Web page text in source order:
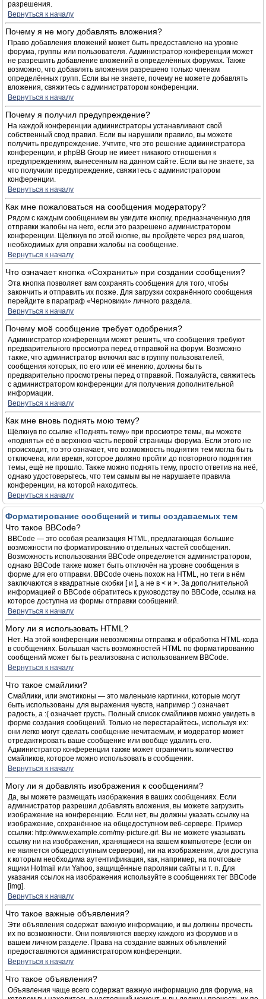
разрешения.
Вернуться к началу
Почему я не могу добавлять вложения?
Право добавления вложений может быть предоставлено на уровне
форума, группы или пользователя. Администратор конференции может
не разрешить добавление вложений в определённых форумах. Также
возможно, что добавлять вложения разрешено только членам
определённых групп. Если вы не знаете, почему не можете добавлять
вложения, свяжитесь с администратором конференции.
Вернуться к началу
Почему я получил предупреждение?
На каждой конференции администраторы устанавливают свой
собственный свод правил. Если вы нарушили правило, вы можете
получить предупреждение. Учтите, что это решение администратора
конференции, и phpBB Group не имеет никакого отношения к
предупреждениям, вынесенным на данном сайте. Если вы не знаете, за
что получили предупреждение, свяжитесь с администратором
конференции.
Вернуться к началу
Как мне пожаловаться на сообщения модератору?
Рядом с каждым сообщением вы увидите кнопку, предназначенную для
отправки жалобы на него, если это разрешено администратором
конференции. Щёлкнув по этой кнопке, вы пройдёте через ряд шагов,
необходимых для оправки жалобы на сообщение.
Вернуться к началу
Что означает кнопка «Сохранить» при создании сообщения?
Эта кнопка позволяет вам сохранять сообщения для того, чтобы
закончить и отправить их позже. Для загрузки сохранённого сообщения
перейдите в параграф «Черновики» личного раздела.
Вернуться к началу
Почему моё сообщение требует одобрения?
Администратор конференции может решить, что сообщения требуют
предварительного просмотра перед отправкой на форум. Возможно
также, что администратор включил вас в группу пользователей,
сообщения которых, по его или её мнению, должны быть
предварительно просмотрены перед отправкой. Пожалуйста, свяжитесь
с администратором конференции для получения дополнительной
информации.
Вернуться к началу
Как мне вновь поднять мою тему?
Щёлкнув по ссылке «Поднять тему» при просмотре темы, вы можете
«поднять» её в верхнюю часть первой страницы форума. Если этого не
происходит, то это означает, что возможность поднятия тем могла быть
отключена, или время, которое должно пройти до повторного поднятия
темы, ещё не прошло. Также можно поднять тему, просто ответив на неё,
однако удостоверьтесь, что тем самым вы не нарушаете правила
конференции, на которой находитесь.
Вернуться к началу
Форматирование сообщений и типы создаваемых тем
Что такое BBCode?
BBCode — это особая реализация HTML, предлагающая большие
возможности по форматированию отдельных частей сообщения.
Возможность использования BBCode определяется администратором,
однако BBCode также может быть отключён на уровне сообщения в
форме для его отправки. BBCode очень похож на HTML, но теги в нём
заключаются в квадратные скобки [ и ], а не в < и >. За дополнительной
информацией о BBCode обратитесь к руководству по BBCode, ссылка на
которое доступна из формы отправки сообщений.
Вернуться к началу
Могу ли я использовать HTML?
Нет. На этой конференции невозможны отправка и обработка HTML-кода
в сообщениях. Большая часть возможностей HTML по форматированию
сообщений может быть реализована с использованием BBCode.
Вернуться к началу
Что такое смайлики?
Смайлики, или эмотиконы — это маленькие картинки, которые могут
быть использованы для выражения чувств, например :) означает
радость, а :( означает грусть. Полный список смайликов можно увидеть в
форме создания сообщений. Только не перестарайтесь, используя их:
они легко могут сделать сообщение нечитаемым, и модератор может
отредактировать ваше сообщение или вообще удалить его.
Администратор конференции также может ограничить количество
смайликов, которое можно использовать в сообщении.
Вернуться к началу
Могу ли я добавлять изображения к сообщениям?
Да, вы можете размещать изображения в ваших сообщениях. Если
администратор разрешил добавлять вложения, вы можете загрузить
изображение на конференцию. Если нет, вы должны указать ссылку на
изображение, сохранённое на общедоступном веб-сервере. Пример
ссылки: http://www.example.com/my-picture.gif. Вы не можете указывать
ссылку ни на изображения, хранящиеся на вашем компьютере (если он
не является общедоступным сервером), ни на изображения, для доступа
к которым необходима аутентификация, как, например, на почтовые
ящики Hotmail или Yahoo, защищённые паролями сайты и т. п. Для
указания ссылок на изображения используйте в сообщениях тег BBCode
[img].
Вернуться к началу
Что такое важные объявления?
Эти объявления содержат важную информацию, и вы должны прочесть
их по возможности. Они появляются вверху каждого из форумов и в
вашем личном разделе. Права на создание важных объявлений
предоставляются администратором конференции.
Вернуться к началу
Что такое объявления?
Объявления чаще всего содержат важную информацию для форума, на